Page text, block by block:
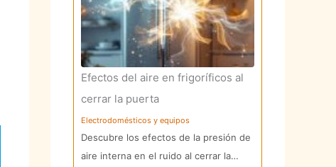
Efectos del aire en frigoríficos al
cerrar la puerta
Electrodomésticos y equipos
Descubre los efectos de la presión de
aire interna en el ruido al cerrar la…